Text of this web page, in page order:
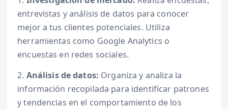
entrevistas y análisis de datos para conocer
mejor a tus clientes potenciales. Utiliza
herramientas como Google Analytics o
encuestas en redes sociales.
2. Análisis de datos: Organiza y analiza la
información recopilada para identificar patrones
y tendencias en el comportamiento de los